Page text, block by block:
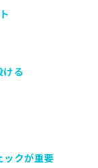
ける
ックが重要